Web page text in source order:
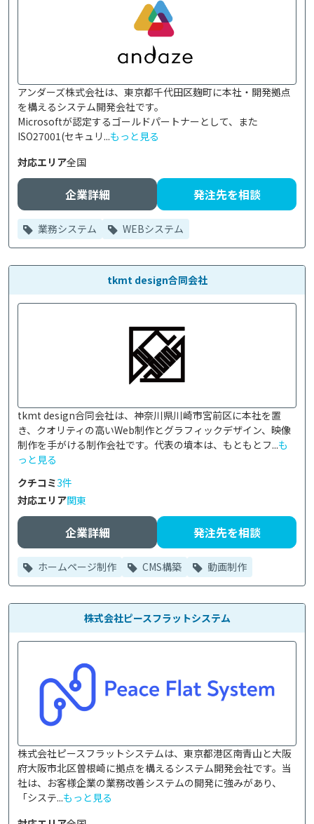
アンダーズ株式会社は、東京都千代田区麹町に本社・開発拠点
を構えるシステム開発会社です。
Microsoftが認定するゴールドパートナーとして、また
ISO27001(セキュリ...もっと見る
対応エリア全国
企業詳細 発注先を相談
業務システム WEBシステム
tkmt design合同会社
tkmt design合同会社は、神奈川県川崎市宮前区に本社を置
き、クオリティの高いWeb制作とグラフィックデザイン、映像
制作を手がける制作会社です。代表の墳本は、もともとフ...も
っと見る
クチコミ3件
対応エリア関東
企業詳細 発注先を相談
ホームページ制作 CMS構築 動画制作
株式会社ピースフラットシステム
株式会社ピースフラットシステムは、東京都港区南青山と大阪
府大阪市北区曽根崎に拠点を構えるシステム開発会社です。当
社は、お客様企業の業務改善システムの開発に強みがあり、
「システ...もっと見る